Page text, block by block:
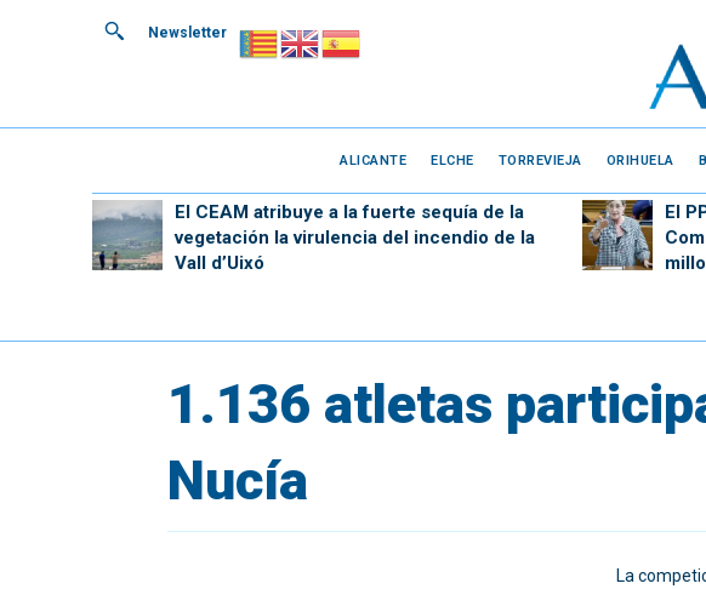
Newsletter
ALICANTE ELCHE TORREVIEJA ORIHUELA
El CEAM atribuye a la fuerte sequía de la
vegetación la virulencia del incendio de la
Vall d’Uixó
El
1.136 atletas
Nucía
La